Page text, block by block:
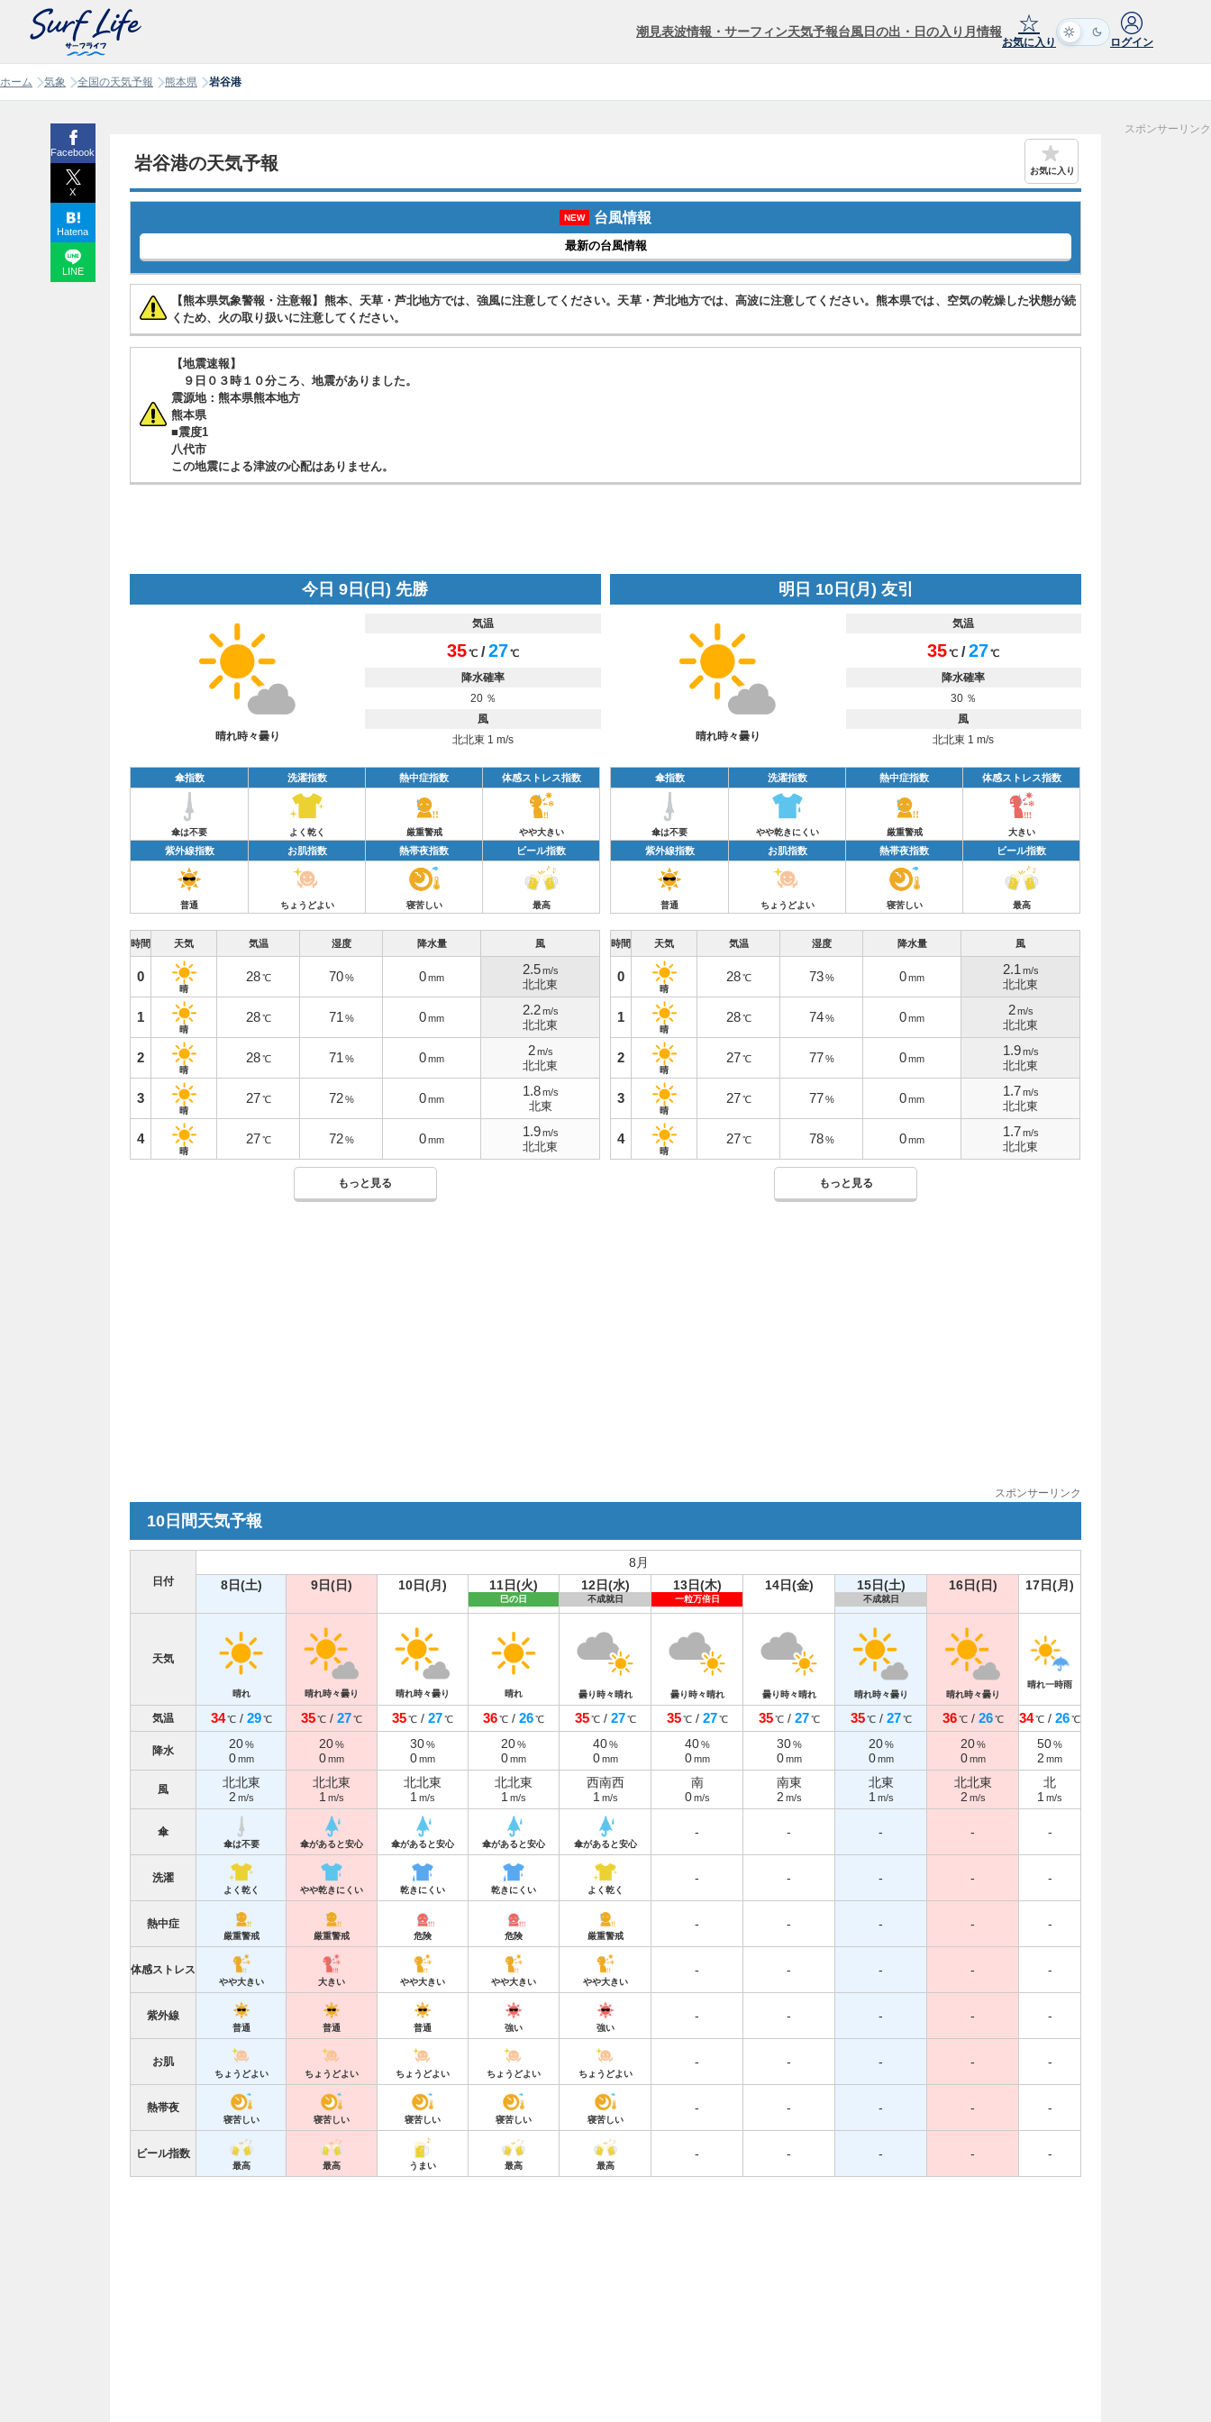
潮見表波情報・サーフィン天気予報台風日の出・日の入り 月情報 ☆
お気に入り ログイン
ホーム 気象 全国の天気予報 熊本県 岩谷港
スポンサーリンク
岩谷港の天気予報 お気に入り
NEW 台風情報
最新の台風情報
【熊本県気象警報・注意報】熊本、天草・芦北地方では、強風に注意してください。天草・芦北地方では、高波に注意してください。熊本県では、空気の乾燥した状態が続
くため、火の取り扱いに注意してください。
【地震速報】
９日０３時１０分ころ、地震がありました。
震源地：熊本県熊本地方
熊本県
■震度1
八代市
この地震による津波の心配はありません。
今日 9日(日) 先勝
晴れ時々曇り
気温
35℃ /27℃
降水確率
20 ％
風
北北東 1 m/s
傘指数 洗濯指数 熱中症指数 体感ストレス指数
傘は不要 よく乾く 厳重警戒 やや大きい
紫外線指数 お肌指数 熱帯夜指数 ビール指数
普通 ちょうどよい 寝苦しい 最高
時間 天気 気温 湿度 降水量 風
0
晴
28 ℃ 70 % 0mm
2.5 m/s
北北東
1
晴
28 ℃ 71 % 0mm
2.2 m/s
北北東
2
晴
28 ℃ 71 % 0mm
2 m/s
北北東
3
晴
27 ℃ 72 % 0mm
1.8 m/s
北東
4
晴
27 ℃ 72 % 0mm
1.9 m/s
北北東
もっと見る
明日 10日(月) 友引
晴れ時々曇り
気温
35℃ /27℃
降水確率
30 ％
風
北北東 1 m/s
傘指数 洗濯指数 熱中症指数 体感ストレス指数
傘は不要 やや乾きにくい 厳重警戒 大きい
紫外線指数 お肌指数 熱帯夜指数 ビール指数
普通 ちょうどよい 寝苦しい 最高
時間 天気 気温 湿度 降水量 風
0
晴
28℃ 73% 0mm
2.1 m/s
北北東
1
晴
28℃ 74% 0mm
2m/s
北北東
2
晴
27℃ 77% 0mm
1.9m/s
北北東
3
晴
27℃ 77% 0mm
1.7m/s
北北東
4
晴
27℃ 78% 0mm
1.7m/s
北北東
もっと見る
スポンサーリンク
10日間天気予報
日付
8月
8日(土)
9日(日) 10日(月) 11日(火)
巳の日
12日(水)
不成就日
13日(木)
一粒万倍日
14日(金) 15日(土)
不成就日
16日(日) 17日(月)
天気
晴れ 晴れ時々曇り 晴れ時々曇り 晴れ 曇り時々晴れ 曇り時々晴れ 曇り時々晴れ 晴れ時々曇り 晴れ時々曇り
晴れ一時雨
気温 34 ℃/ 29 ℃ 35℃ / 27℃ 35℃ / 27℃ 36℃ / 26℃ 35 ℃/ 27 ℃ 35 ℃/ 27 ℃ 35 ℃/ 27 ℃ 35 ℃/ 27 ℃ 36 ℃/ 26 ℃ 34℃ / 26℃
降水 20 %
0 mm
20%
0mm
30%
0mm
20%
0mm
40 %
0 mm
40 %
0 mm
30 %
0 mm
20 %
0 mm
20 %
0 mm
50%
2 mm
風
北北東
2 m/s
北北東
1 m/s
北北東
1 m/s
北北東
1 m/s
西南西
1 m/s
南
0 m/s
南東
2 m/s
北東
1 m/s
北北東
2 m/s
北
1 m/s
傘
傘は不要 傘があると安心 傘があると安心 傘があると安心 傘があると安心
- - - - -
洗濯
よく乾く やや乾きにくい 乾きにくい 乾きにくい よく乾く
- - - - -
熱中症
厳重警戒 厳重警戒 危険 危険 厳重警戒
- - - - -
体感ストレス
やや大きい 大きい やや大きい やや大きい やや大きい
- - - - -
紫外線
普通 普通 普通 強い 強い
- - - - -
お肌
ちょうどよい ちょうどよい ちょうどよい ちょうどよい ちょうどよい
- - - - -
熱帯夜
寝苦しい 寝苦しい 寝苦しい 寝苦しい 寝苦しい
- - - - -
ビール指数
最高 最高 うまい 最高 最高
- - - - -
Facebook
X
Hatena
LINE